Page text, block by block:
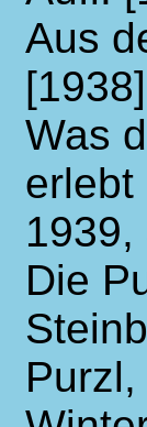
Aus
Was
erlebt
1939,
Die